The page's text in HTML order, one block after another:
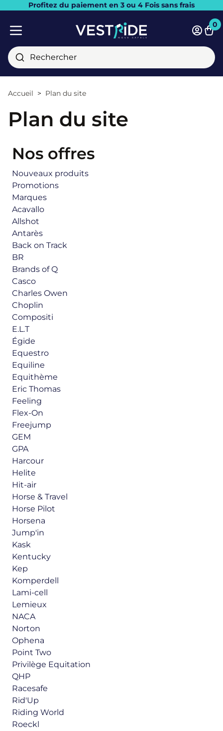
Profitez du paiement en 3 ou 4 Fois sans frais
Fermer
Rechercher
0
Accueil Plan du site
Plan du site
Nos offres
Nouveaux produits
Promotions
Marques
Acavallo
Allshot
Antarès
Back on Track
BR
Brands of Q
Casco
Charles Owen
Choplin
Compositi
E.L.T
Égide
Equestro
Equiline
Equithème
Eric Thomas
Feeling
Flex-On
Freejump
GEM
GPA
Harcour
Helite
Hit-air
Horse & Travel
Horse Pilot
Horsena
Jump'in
Kask
Kentucky
Kep
Komperdell
Lami-cell
Lemieux
NACA
Norton
Ophena
Point Two
Privilège Equitation
QHP
Racesafe
Rid'Up
Riding World
Roeckl